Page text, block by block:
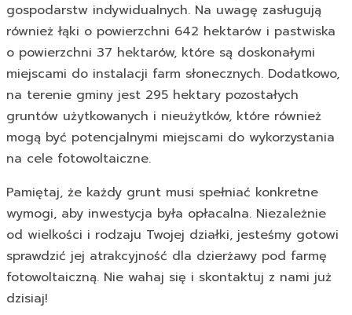
gospodarstw indywidualnych. Na uwagę zasługują
również łąki o powierzchni 642 hektarów i pastwiska
o powierzchni 37 hektarów, które są doskonałymi
miejscami do instalacji farm słonecznych. Dodatkowo,
na terenie gminy jest 295 hektary pozostałych
gruntów użytkowanych i nieużytków, które również
mogą być potencjalnymi miejscami do wykorzystania
na cele fotowoltaiczne.
Pamiętaj, że każdy grunt musi spełniać konkretne
wymogi, aby inwestycja była opłacalna. Niezależnie
od wielkości i rodzaju Twojej działki, jesteśmy gotowi
sprawdzić jej atrakcyjność dla dzierżawy pod farmę
fotowoltaiczną. Nie wahaj się i skontaktuj z nami już
dzisiaj!